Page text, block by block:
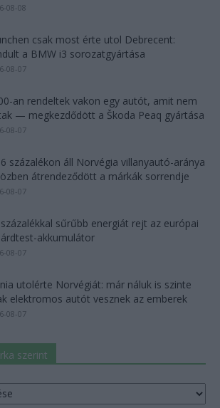
08-08
csak most érte utol Debrecent:
a BMW i3 sorozatgyártása
08-07
an rendeltek vakon egy autót, amit nem
— megkezdődött a Škoda Peaq gyártása
08-07
százalékon áll Norvégia villanyautó-aránya
átrendeződött a márkák sorrendje
08-07
sűrűbb energiát rejt az európai
akkumulátor
08-07
utolérte Norvégiát: már náluk is szinte
elektromos autót vesznek az emberek
08-07
szerint